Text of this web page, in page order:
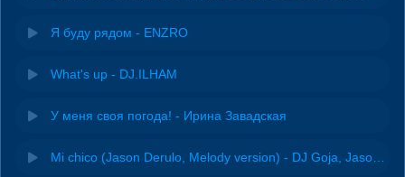
Я буду рядом - ENZRO
What's up - DJ.ILHAM
У меня своя погода! - Ирина Завадская